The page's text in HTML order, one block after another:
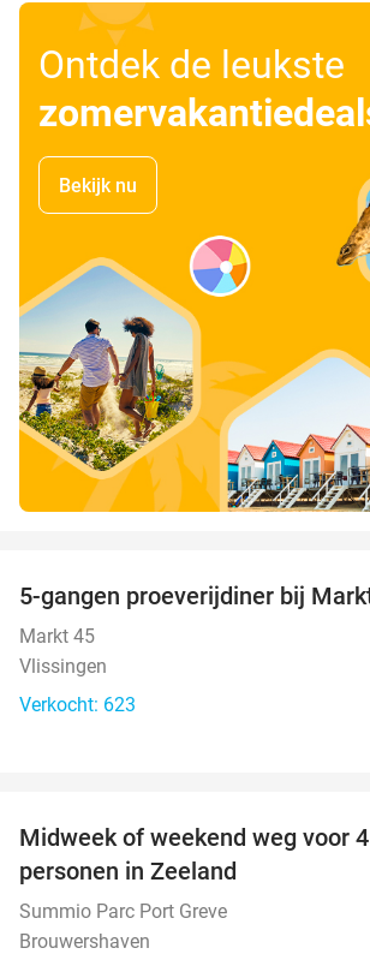
Ontdek de leukste
Bekijk nu
5-gangen proeverijdiner bij
Markt 45
Vlissingen
Verkocht: 623
Midweek of weekend weg voor
personen in Zeeland
Summio Parc Port Greve
Brouwershaven